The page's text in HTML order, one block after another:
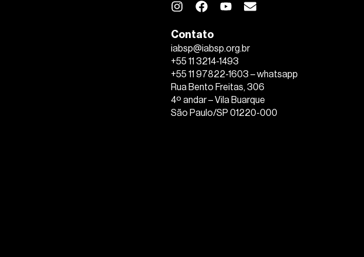
Contato
iabsp@iabsp.org.br
+55 11 3214-1493
+55 11 97822-1603 – whatsapp
Rua Bento Freitas, 306
4º andar – Vila Buarque
São Paulo/SP 01220-000